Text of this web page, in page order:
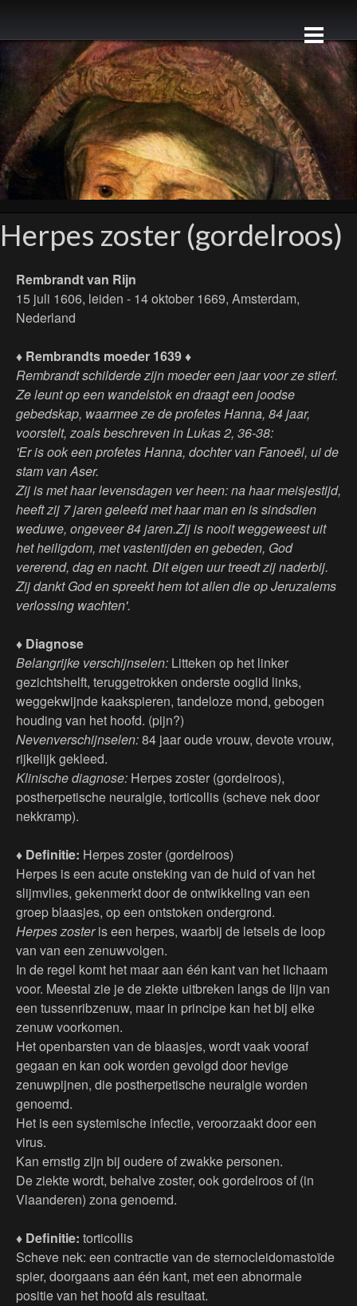
Herpes zoster (gordelroos)
Rembrandt van Rijn
15 juli 1606, leiden - 14 oktober 1669, Amsterdam,
Nederland
♦ Rembrandts moeder 1639 ♦
Rembrandt schilderde zijn moeder een jaar voor ze stierf.
Ze leunt op een wandelstok en draagt een joodse
gebedskap, waarmee ze de profetes Hanna, 84 jaar,
voorstelt, zoals beschreven in Lukas 2, 36-38:
'Er is ook een profetes Hanna, dochter van Fanoeël, ui de
stam van Aser.
Zij is met haar levensdagen ver heen: na haar meisjestijd,
heeft zij 7 jaren geleefd met haar man en is sindsdien
weduwe, ongeveer 84 jaren.Zij is nooit weggeweest uit
het heiligdom, met vastentijden en gebeden, God
vererend, dag en nacht. Dit eigen uur treedt zij naderbij.
Zij dankt God en spreekt hem tot allen die op Jeruzalems
verlossing wachten'.
♦ Diagnose
Belangrijke verschijnselen: Litteken op het linker
gezichtshelft, teruggetrokken onderste ooglid links,
weggekwijnde kaakspieren, tandeloze mond, gebogen
houding van het hoofd. (pijn?)
Nevenverschijnselen:84 jaar oude vrouw, devote vrouw,
rijkelijk gekleed.
Klinische diagnose: Herpes zoster (gordelroos),
postherpetische neuralgie, torticollis (scheve nek door
nekkramp).
♦ Definitie: Herpes zoster (gordelroos)
Herpes is een acute onsteking van de huid of van het
slijmvlies, gekenmerkt door de ontwikkeling van een
groep blaasjes, op een ontstoken ondergrond.
Herpes zosteris een herpes, waarbij de letsels de loop
van van een zenuwvolgen.
In de regel komt het maar aan één kant van het lichaam
voor. Meestal zie je de ziekte uitbreken langs de lijn van
een tussenribzenuw, maar in principe kan het bij elke
zenuw voorkomen.
Het openbarsten van de blaasjes, wordt vaak vooraf
gegaan en kan ook worden gevolgd door hevige
zenuwpijnen, die postherpetische neuralgie worden
genoemd.
Het is een systemische infectie, veroorzaakt door een
virus.
Kan ernstig zijn bij oudere of zwakke personen.
De ziekte wordt, behalve zoster, ook gordelroos of (in
Vlaanderen) zona genoemd.
♦ Definitie: torticollis
Scheve nek: een contractie van de sternocleidomastoïde
spier, doorgaans aan één kant, met een abnormale
positie van het hoofd als resultaat.